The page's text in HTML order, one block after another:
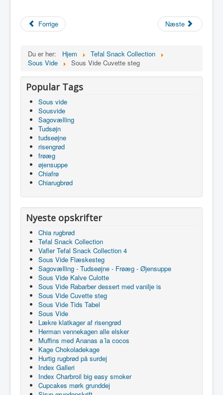
Forrige Næste
Du er her: Hjem
Tefal Snack Collection
Sous Vide
Sous Vide Cuvette steg
Popular Tags
Sous vide
Sousvide
Sagovælling
Tudsøjn
tudseøjne
risengrød
frøæg
øjensuppe
Chiafrø
Chiarugbrød
Nyeste opskrifter
Chia rugbrød
Tefal Snack Collection
Vafler Tefal Snack Collection 4
Sous Vide Flæskesteg
Sagovælling - Tudseøjne - Frøæg - Øjensuppe
Sous Vide Kalve Culotte
Sous Vide Rabarber dessert med vanilje is
Sous Vide Cuvette steg
Sous Vide Tids Tabel
Sous Vide
Lækre klatkager af risengrød
Herman vennekagen alle elsker
Muffins med Ananas a´la cocos
Kage Chokoladekage
Hurtig rugbrød på surdej
Index Galleri
Index Charbroil big easy smoker
Cupcakes mørk grunddej